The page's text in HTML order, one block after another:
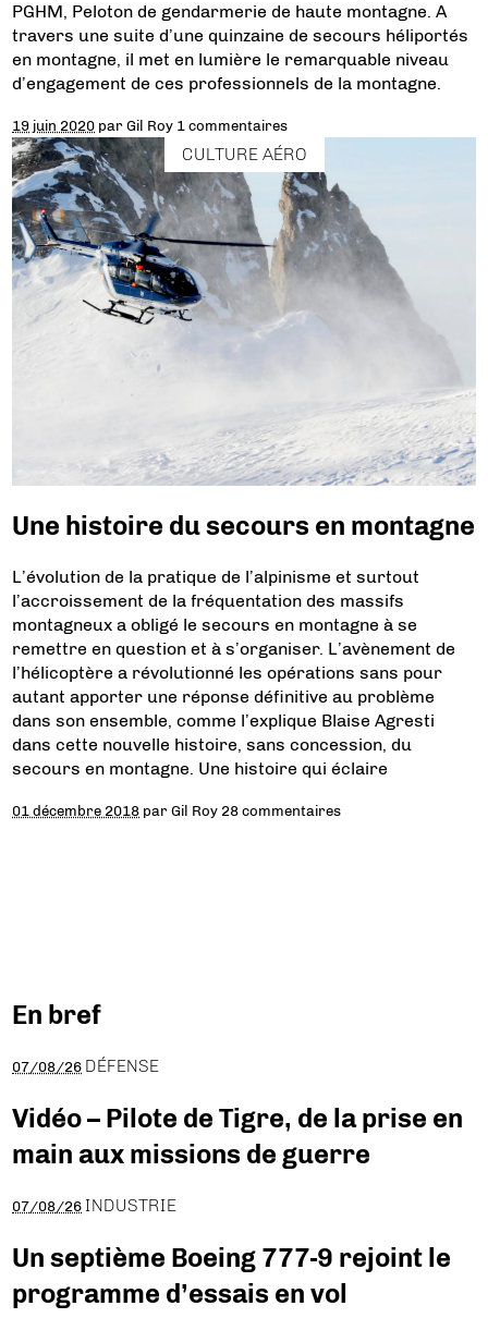
PGHM, Peloton de gendarmerie de haute montagne. A
travers une suite d’une quinzaine de secours héliportés
en montagne, il met en lumière le remarquable niveau
d’engagement de ces professionnels de la montagne.
19 juin 2020 parGil Roy 1 commentaires
CULTURE AÉRO
Une histoire du secours en montagne
L’évolution de la pratique de l’alpinisme et surtout
l’accroissement de la fréquentation des massifs
montagneux a obligé le secours en montagne à se
remettre en question et à s’organiser. L’avènement de
l’hélicoptère a révolutionné les opérations sans pour
autant apporter une réponse définitive au problème
dans son ensemble, comme l’explique Blaise Agresti
dans cette nouvelle histoire, sans concession, du
secours en montagne. Une histoire qui éclaire
01 décembre 2018 parGil Roy 28 commentaires
En bref
07/08/26 DÉFENSE
Vidéo – Pilote de Tigre, de la prise en
main aux missions de guerre
07/08/26 INDUSTRIE
Un septième Boeing 777-9 rejoint le
programme d’essais en vol